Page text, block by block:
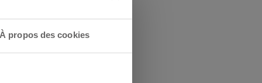
À propos des cookies
!